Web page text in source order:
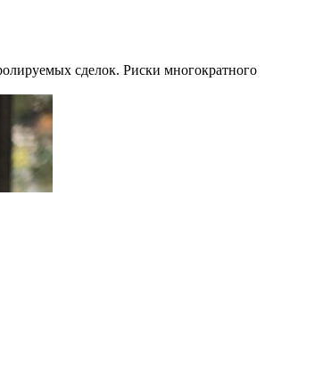
сделок. Риски многократного